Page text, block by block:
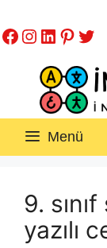
atla
Facebook
Instagram
LinkedIn
Menü
9.
yazılı